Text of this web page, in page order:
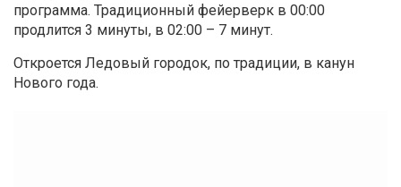
программа. Традиционный фейерверк в 00:00
продлится 3 минуты, в 02:00 – 7 минут.
Откроется Ледовый городок, по традиции, в канун
Нового года.